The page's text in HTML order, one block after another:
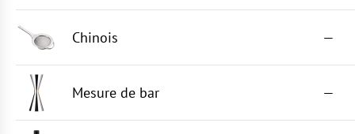
Chinois —
Mesure de bar —